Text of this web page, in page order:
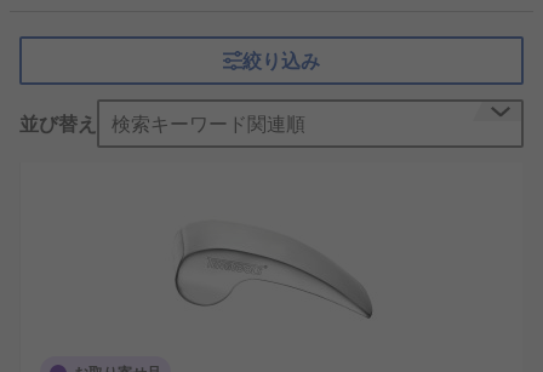
か？ Trakrite 製造のアイテムの大量注文を受けてく
れるところが見つかりませんか？ 車両検査キット
の部品、スペア部品、 付属品で、即日出荷の
145,000以上の製品を簡単に追跡、 100,000以上の
お分かりになるでしょう。 車両検査キット 製品を
大量購入、あるいはアイテムひとつのご購入であっ
ても、数万のアイテムにおいて翌日出荷を行ってお
製品を大量注文（3万円以上）される場合、オンラ
絞り込み
並び替え 検索キーワード関連順